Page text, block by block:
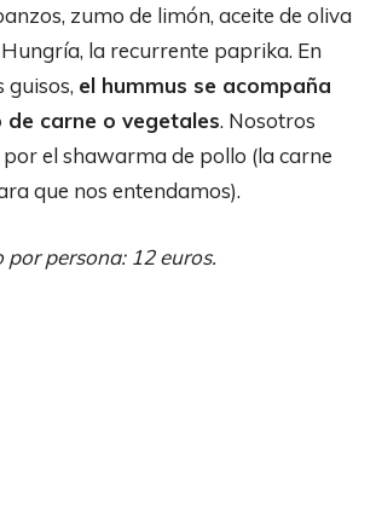
zumo de limón, aceite de oliva
Hungría, la recurrente paprika. En
guisos, el hummus se acompaña
de carne o vegetales. Nosotros
el shawarma de pollo (la carne
que nos entendamos).
por persona: 12 euros.